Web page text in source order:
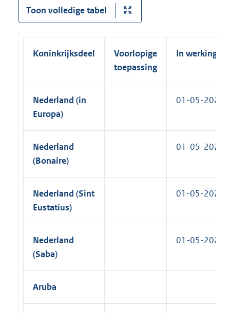
)
i
Toon volledige tabel
Koninkrijksdeel
Voorlopige
toepassing
In werking
Nederland (in
Europa)
01-05-2024
Nederland
(Bonaire)
01-05-2024
Nederland (Sint
Eustatius)
01-05-2024
Nederland
(Saba)
01-05-2024
Aruba